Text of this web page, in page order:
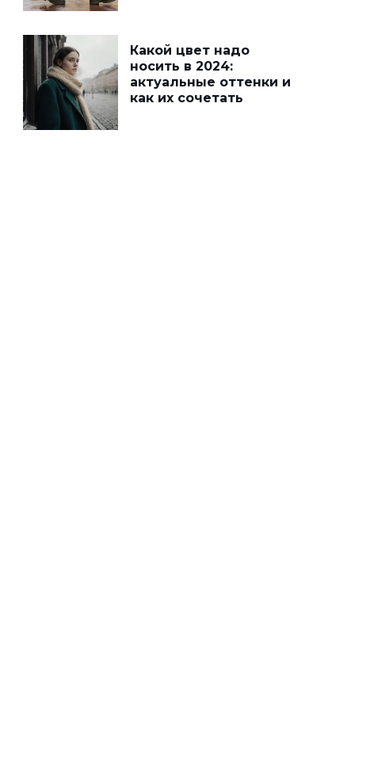
Какой цвет надо
носить в 2024:
актуальные оттенки и
как их сочетать